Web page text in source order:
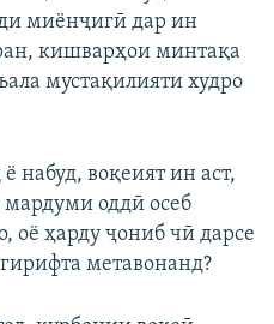
миёнҷигӣ дар ин
кишварҳои минтақа
мустақилияти худро
набуд, воқеият ин аст,
оддӣ осеб
ҳарду ҷониб чӣ дарсе
метавонанд?